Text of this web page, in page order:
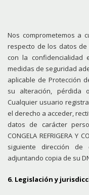
Nos comprometemos a
respecto de los datos
con la confidencialidad
medidas de seguridad
aplicable de Protección
su alteración, pérdida
Cualquier usuario
el derecho a acceder,
datos de carácter
CONGELA REFRIGERA
siguiente dirección de
adjuntando copia de su
6. Legislación y